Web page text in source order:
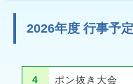
2026年度 行事予定
4
ポン抜き大会